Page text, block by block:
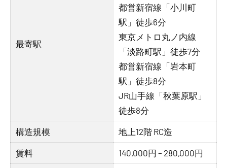
最寄駅
都営新宿線「小川町
駅」徒歩6分
東京メトロ丸ノ内線
「淡路町駅」徒歩7分
都営新宿線「岩本町
駅」徒歩8分
JR山手線「秋葉原駅」
徒歩8分
構造規模 地上12階 RC造
賃料 140,000円 – 280,000円